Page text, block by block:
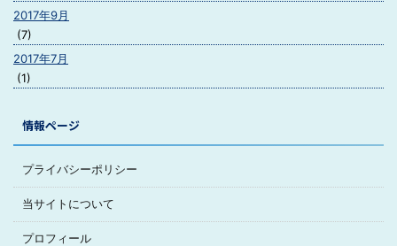
2017年9月
(7)
2017年7月
(1)
情報ページ
プライバシーポリシー
当サイトについて
プロフィール